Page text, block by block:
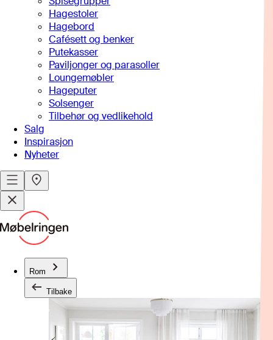
Hagestoler
Hagebord
Cafésett og benker
Putekasser
Paviljonger og parasoller
Loungemøbler
Hageputer
Solsenger
Tilbehør og vedlikehold
Salg
Inspirasjon
Nyheter
Rom
Tilbake